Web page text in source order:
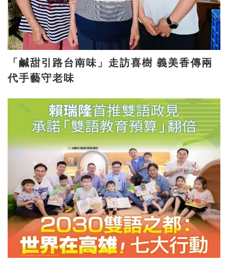
「鹹甜引路台南味」走訪喜樹 義美香傳兩
代手藝守老味